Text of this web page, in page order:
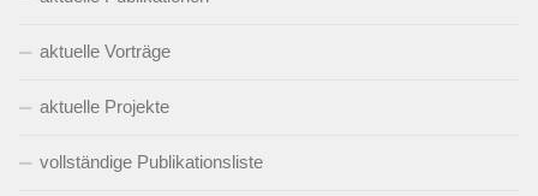
aktuelle Vorträge
aktuelle Projekte
vollständige Publikationsliste